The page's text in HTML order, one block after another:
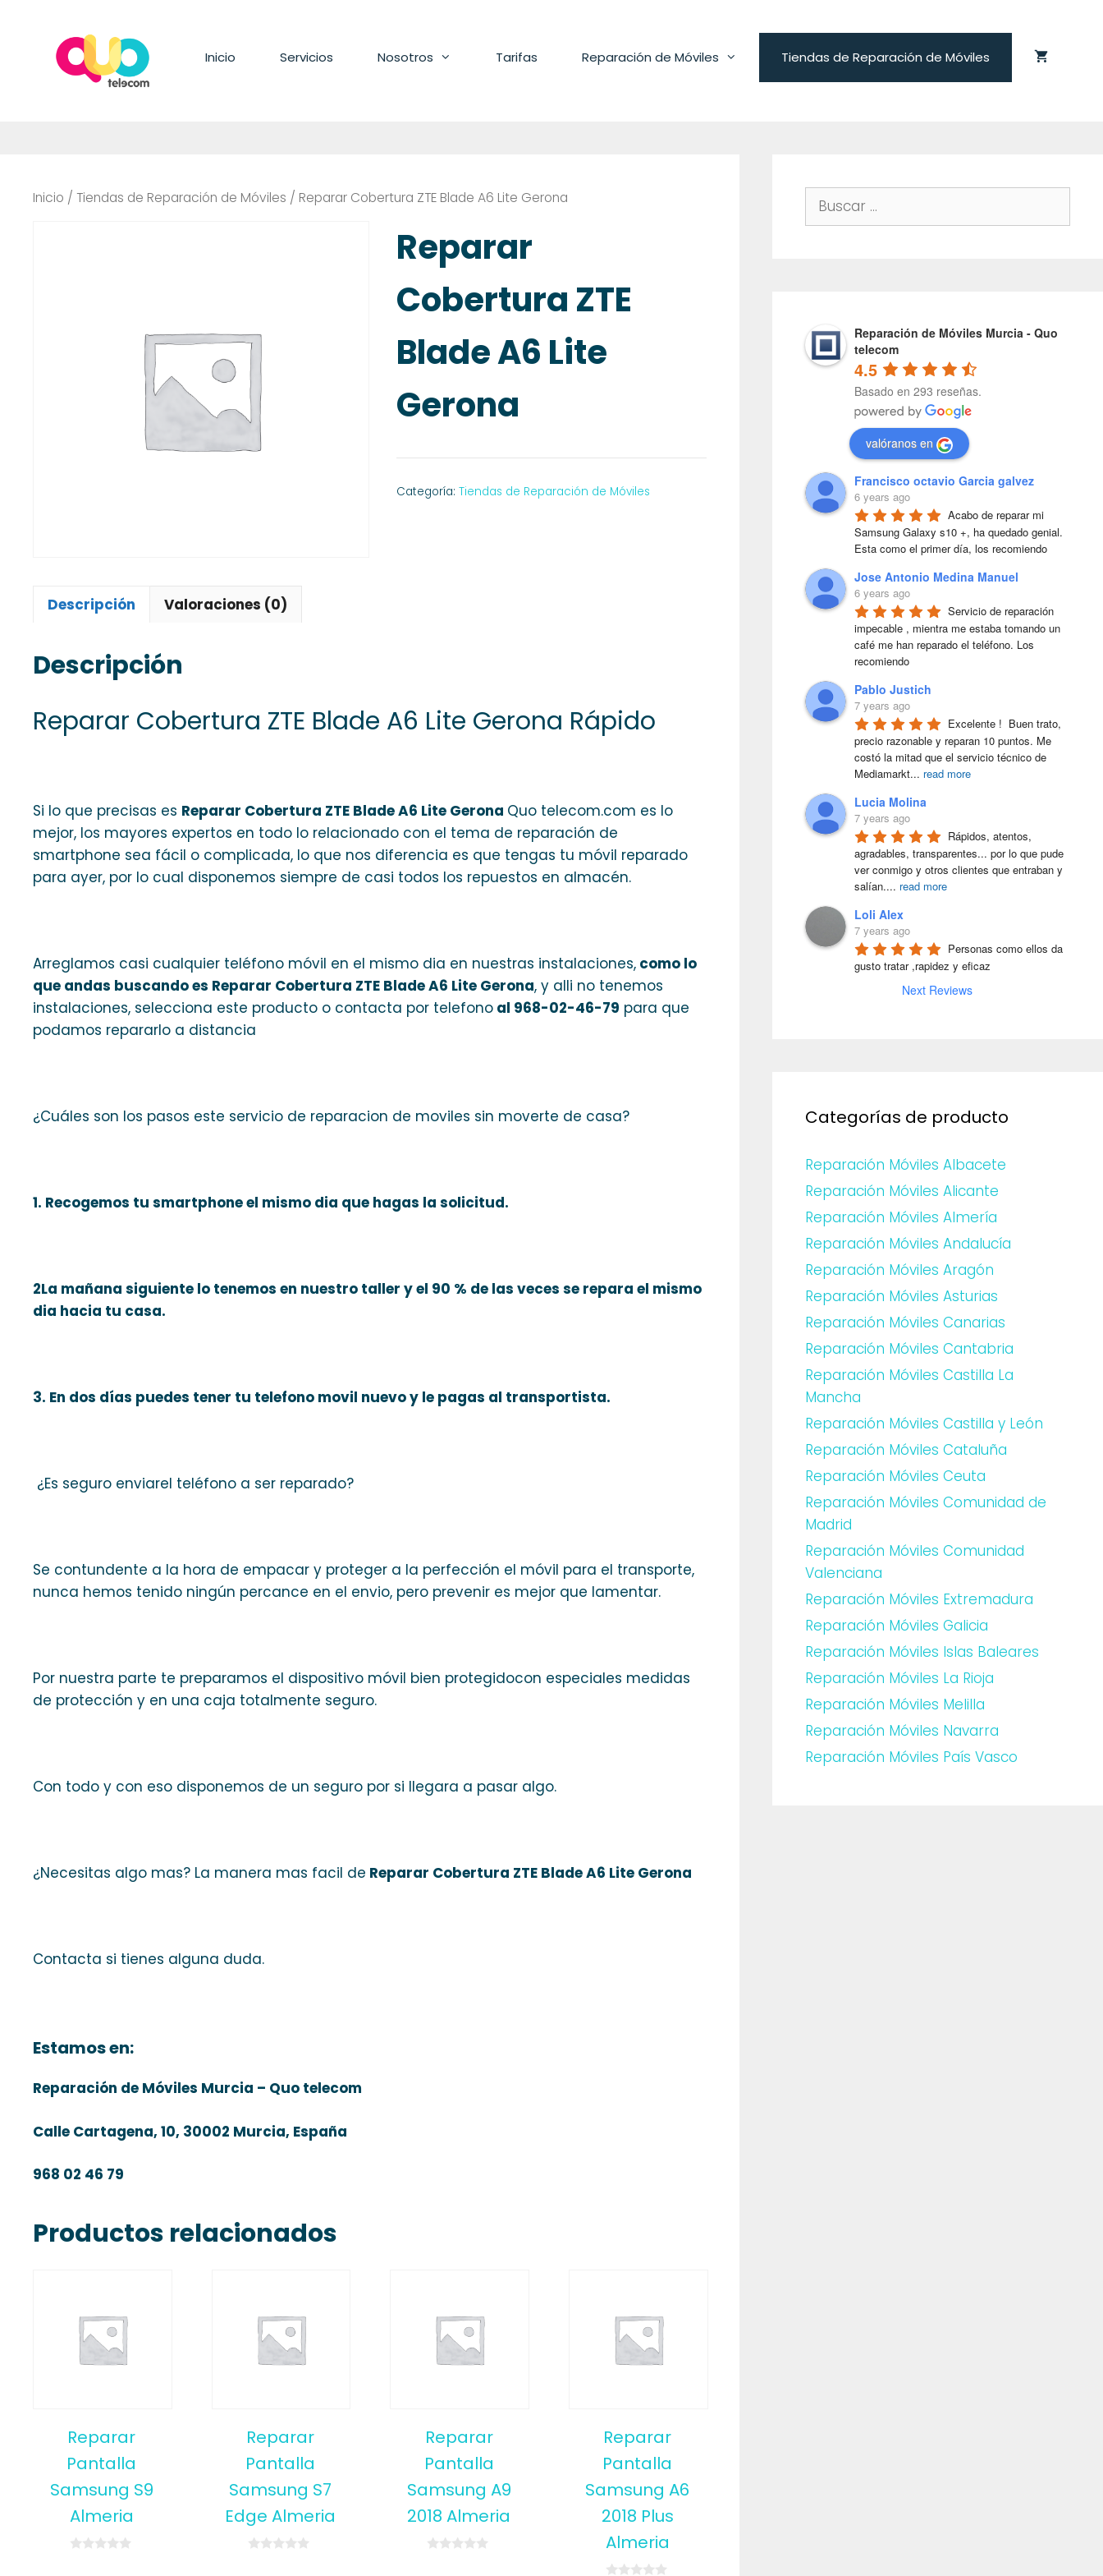
contenido
Inicio Servicios Nosotros Tarifas Reparación de Móviles Tiendas de Reparación de Móviles
Inicio / Tiendas de Reparación de Móviles / Reparar Cobertura ZTE Blade A6 Lite Gerona
Reparar
Cobertura ZTE
Blade A6 Lite
Gerona
Categoría:Tiendas de Reparación de Móviles
Descripción Valoraciones (0)
Descripción
Reparar Cobertura ZTE Blade A6 Lite Gerona Rápido
Si lo que precisas es Reparar Cobertura ZTE Blade A6 Lite Gerona Quo telecom.com es lo
mejor, los mayores expertos en todo lo relacionado con el tema de reparación de
smartphone sea fácil o complicada, lo que nos diferencia es que tengas tu móvil reparado
para ayer, por lo cual disponemos siempre de casi todos los repuestos en almacén.
Arreglamos casi cualquier teléfono móvil en el mismo dia en nuestras instalaciones, como lo
que andas buscando es Reparar Cobertura ZTE Blade A6 Lite Gerona, y alli no tenemos
instalaciones, selecciona este producto o contacta por telefono al 968-02-46-79 para que
podamos repararlo a distancia
¿Cuáles son los pasos este servicio de reparacion de moviles sin moverte de casa?
1. Recogemos tu smartphone el mismo dia que hagas la solicitud.
2La mañana siguiente lo tenemos en nuestro taller y el 90 % de las veces se repara el mismo
dia hacia tu casa.
3. En dos días puedes tener tu telefono movil nuevo y le pagas al transportista.
¿Es seguro enviarel teléfono a ser reparado?
Se contundente a la hora de empacar y proteger a la perfección el móvil para el transporte,
nunca hemos tenido ningún percance en el envio, pero prevenir es mejor que lamentar.
Por nuestra parte te preparamos el dispositivo móvil bien protegidocon especiales medidas
de protección y en una caja totalmente seguro.
Con todo y con eso disponemos de un seguro por si llegara a pasar algo.
¿Necesitas algo mas? La manera mas facil de Reparar Cobertura ZTE Blade A6 Lite Gerona
Contacta si tienes alguna duda.
Estamos en:
Reparación de Móviles Murcia – Quo telecom
Calle Cartagena, 10, 30002 Murcia, España
968 02 46 79
Productos relacionados
Reparar
Pantalla
Samsung S9
Almeria
Reparar
Pantalla
Samsung S7
Edge Almeria
Reparar
Pantalla
Samsung A9
2018 Almeria
Reparar
Pantalla
Samsung A6
2018 Plus
Almeria
Buscar:
Reparación de Móviles Murcia - Quo
telecom
4.5
Basado en 293 reseñas.
valóranos en
Francisco octavio Garcia galvez
6 years ago
Acabo de reparar mi
Samsung Galaxy s10 +, ha quedado genial.
Esta como el primer día, los recomiendo
Jose Antonio Medina Manuel
6 years ago
Servicio de reparación
impecable , mientra me estaba tomando un
café me han reparado el teléfono. Los
recomiendo
Pablo Justich
7 years ago
Excelente !  Buen trato,
precio razonable y reparan 10 puntos. Me
costó la mitad que el servicio técnico de
Mediamarkt... read more
Lucia Molina
7 years ago
Rápidos, atentos,
agradables, transparentes... por lo que pude
ver conmigo y otros clientes que entraban y
salían.... read more
Loli Alex
7 years ago
Personas como ellos da
gusto tratar ,rapidez y eficaz
Next Reviews
Categorías de producto
Reparación Móviles Albacete
Reparación Móviles Alicante
Reparación Móviles Almería
Reparación Móviles Andalucía
Reparación Móviles Aragón
Reparación Móviles Asturias
Reparación Móviles Canarias
Reparación Móviles Cantabria
Reparación Móviles Castilla La
Mancha
Reparación Móviles Castilla y León
Reparación Móviles Cataluña
Reparación Móviles Ceuta
Reparación Móviles Comunidad de
Madrid
Reparación Móviles Comunidad
Valenciana
Reparación Móviles Extremadura
Reparación Móviles Galicia
Reparación Móviles Islas Baleares
Reparación Móviles La Rioja
Reparación Móviles Melilla
Reparación Móviles Navarra
Reparación Móviles País Vasco